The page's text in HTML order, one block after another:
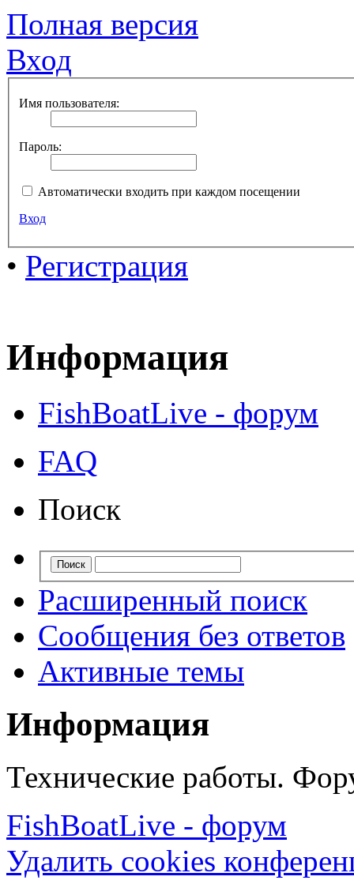
Полная версия
Вход
Имя пользователя:
Пароль:
Автоматически входить при каждом посещении
Вход
• Регистрация
Информация
FishBoatLive - форум
FAQ
Поиск
Расширенный поиск
Сообщения без ответов
Активные темы
Информация
Технические работы.
FishBoatLive - форум
Удалить cookies